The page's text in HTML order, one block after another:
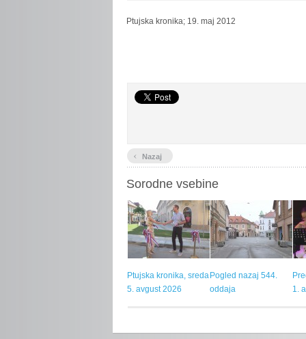
Ptujskakronika; 19. maj 2012
‹ Nazaj
Sorodne vsebine
Ptujska kronika, sreda
5. avgust 2026
Pogled nazaj 544.
oddaja
1.